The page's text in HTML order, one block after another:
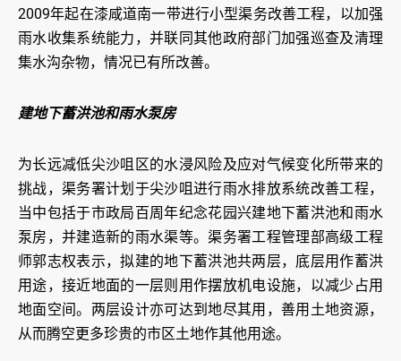
2009年起在漆咸道南一带进行小型渠务改善工程，以加强
雨水收集系统能力，并联同其他政府部门加强巡查及清理
集水沟杂物，情况已有所改善。
建地下蓄洪池和雨水泵房
为长远减低尖沙咀区的水浸风险及应对气候变化所带来的
挑战，渠务署计划于尖沙咀进行雨水排放系统改善工程，
当中包括于市政局百周年纪念花园兴建地下蓄洪池和雨水
泵房，并建造新的雨水渠等。渠务署工程管理部高级工程
师郭志权表示，拟建的地下蓄洪池共两层，底层用作蓄洪
用途，接近地面的一层则用作摆放机电设施，以减少占用
地面空间。两层设计亦可达到地尽其用，善用土地资源，
从而腾空更多珍贵的市区土地作其他用途。